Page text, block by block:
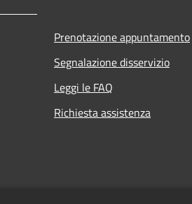
Prenotazione appuntamento
Segnalazione disservizio
Leggi le FAQ
Richiesta assistenza